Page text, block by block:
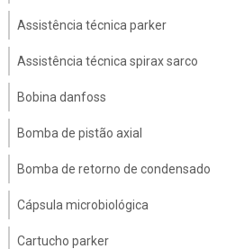
Assistência técnica parker
Assistência técnica spirax sarco
Bobina danfoss
Bomba de pistão axial
Bomba de retorno de condensado
Cápsula microbiológica
Cartucho parker